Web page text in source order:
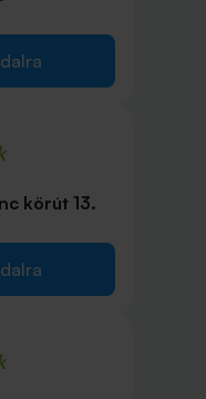
körút 13.